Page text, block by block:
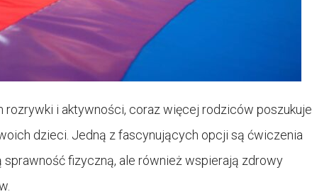
i aktywności, coraz więcej rodziców poszukuje
dzieci. Jedną z fascynujących opcji są ćwiczenia
fizyczną, ale również wspierają zdrowy